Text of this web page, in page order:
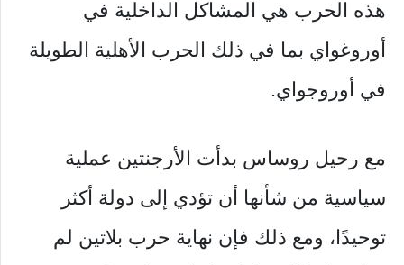
هذه الحرب هي المشاكل الداخلية في
أوروغواي بما في ذلك الحرب الأهلية الطويلة
في أوروجواي.
مع رحيل روساس بدأت الأرجنتين عملية
سياسية من شأنها أن تؤدي إلى دولة أكثر
توحيدًا، ومع ذلك فإن نهاية حرب بلاتين لم